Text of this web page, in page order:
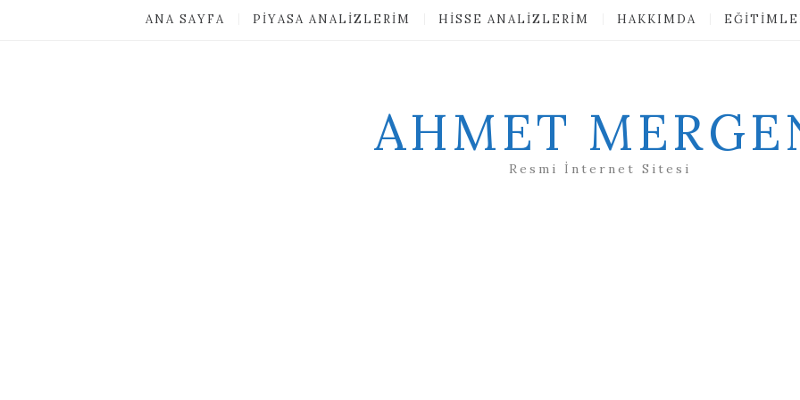
ANA SAYFA PIYASA ANALIZLERIM HISSE ANALIZLERIM HAKKIMDA
AHMET
Resmi İnternet Sitesi